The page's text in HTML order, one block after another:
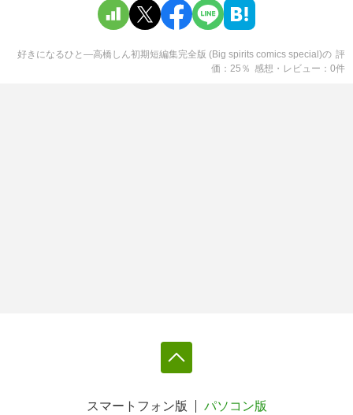
好きになるひと―高橋しん初期短編集完全版 (Big spirits comics special)の 評
価
25 ％ 感想・レビュー 0件
スマートフォン版 パソコン版